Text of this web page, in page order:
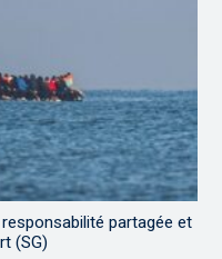
partagée et
(SG)